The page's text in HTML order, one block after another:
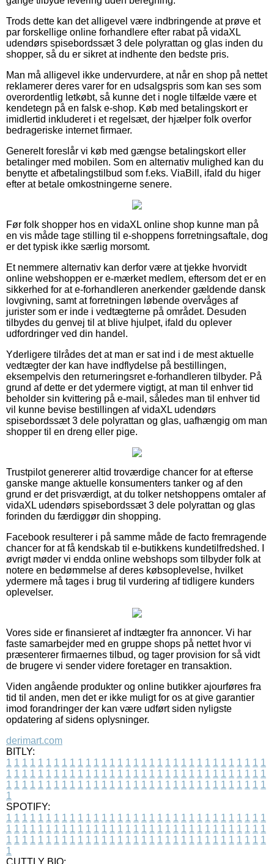
Trods dette kan det alligevel være indbringende at prøve et
par forskellige online forhandlere efter rabat på vidaXL
udendørs spisebordssæt 3 dele polyrattan og glas inden du
shopper, så du er sikret at indhente den bedste pris.
Man må alligevel ikke undervurdere, at når en shop på nettet
reklamerer deres varer for en udsalgspris som kan ses som
overordentlig letkøbt, så kunne det i nogle tilfælde være et
kendetegn på en falsk e-shop. Køb med betalingskort er
imidlertid inkluderet i et regelsæt, der hjælper folk overfor
bedrageriske internet firmaer.
Generelt foreslår vi køb med gængse betalingskort eller
betalinger med mobilen. Som en alternativ mulighed kan du
benytte et afbetalingstilbud som f.eks. ViaBill, ifald du higer
efter at betale omkostningerne senere.
Før folk shopper hos en vidaXL online shop kunne man på
en vis måde tage stilling til e-shoppens forretningsaftale, dog
er det typisk ikke særlig morsomt.
Et nemmere alternativ kan derfor være at tjekke hvorvidt
online webshoppen er e-mærket medlem, eftersom det er en
sikkerhed for at e-forhandleren anerkender gældende dansk
lovgivning, samt at forretningen løbende overvåges af
jurister som er inde i vedtægterne på området. Desuden
tilbydes du genvej til at blive hjulpet, ifald du oplever
udfordringer ved din handel.
Yderligere tilrådes det at man er sat ind i de mest aktuelle
vedtægter der kan have indflydelse på bestillingen,
eksempelvis den returneringsret e-forhandleren tilbyder. På
grund af dette er det ydermere vigtigt, at man til enhver tid
beholder sin kvittering på e-mail, således man til enhver tid
vil kunne bevise bestillingen af vidaXL udendørs
spisebordssæt 3 dele polyrattan og glas, uafhængig om man
shopper til en dreng eller pige.
Trustpilot genererer altid troværdige chancer for at efterse
ganske mange aktuelle konsumenters tanker og af den
grund er det prisværdigt, at du tolker netshoppens omtaler af
vidaXL udendørs spisebordssæt 3 dele polyrattan og glas
forinden du færdiggør din shopping.
Facebook resulterer i på samme måde de facto fremragende
chancer for at få kendskab til e-butikkens kundetilfredshed. I
øvrigt møder vi endda online webshops som tilbyder folk at
notere en bedømmelse af deres købsoplevelse, hvilket
ydermere må tages i brug til vurdering af tidligere kunders
oplevelser.
Vores side er finansieret af indtægter fra annoncer. Vi har
faste samarbejder med en gruppe shops på nettet hvor vi
præsenterer firmaernes tilbud, og tager provision for så vidt
de brugere vi sender videre foretager en transaktion.
Viden angående produkter og online butikker ajourføres fra
tid til anden, men det er ikke muligt for os at give garantier
imod forandringer der kan være udført siden nyligste
opdatering af sidens oplysninger.
derimart.com
BITLY:
1 1 1 1 1 1 1 1 1 1 1 1 1 1 1 1 1 1 1 1 1 1 1 1 1 1 1 1 1 1 1 1 1
1 1 1 1 1 1 1 1 1 1 1 1 1 1 1 1 1 1 1 1 1 1 1 1 1 1 1 1 1 1 1 1 1
1 1 1 1 1 1 1 1 1 1 1 1 1 1 1 1 1 1 1 1 1 1 1 1 1 1 1 1 1 1 1 1 1
1
SPOTIFY:
1 1 1 1 1 1 1 1 1 1 1 1 1 1 1 1 1 1 1 1 1 1 1 1 1 1 1 1 1 1 1 1 1
1 1 1 1 1 1 1 1 1 1 1 1 1 1 1 1 1 1 1 1 1 1 1 1 1 1 1 1 1 1 1 1 1
1 1 1 1 1 1 1 1 1 1 1 1 1 1 1 1 1 1 1 1 1 1 1 1 1 1 1 1 1 1 1 1 1
1
CUTTLY BIO: